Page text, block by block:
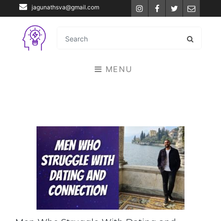
jagunathsva@gmail.com InstagramFacebook
TwitterEmail
MENU